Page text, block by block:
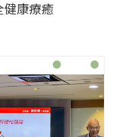
康療癒